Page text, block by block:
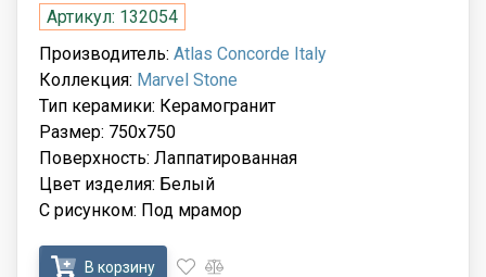
Артикул: 132054
Производитель: Atlas Concorde Italy
Коллекция: Marvel Stone
Тип керамики: Керамогранит
Размер: 750x750
Поверхность: Лаппатированная
Цвет изделия: Белый
С рисунком: Под мрамор
В корзину